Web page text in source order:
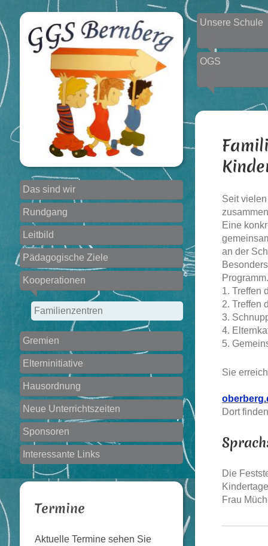
Das sind wir
Rundgang
Leitbild
Pädagogische Ziele
Kooperationen
Familienzentren
Gremien
Elterninitiative
Hausordnung
Neue Unterrichtszeiten
Sponsoren
Interessante Links
Termine
Aktuelle Termine sehen Sie
Unsere Schule
OGS
Seit
Eine
an der
1. Treffen
2. Treffen
3.
4.
5.
Sie
Dort
Die
Frau